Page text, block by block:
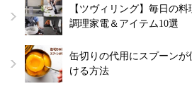
【ツヴィリング】毎日の
調理家電＆アイテム10選
缶切りの代用にスプーンが
ける方法